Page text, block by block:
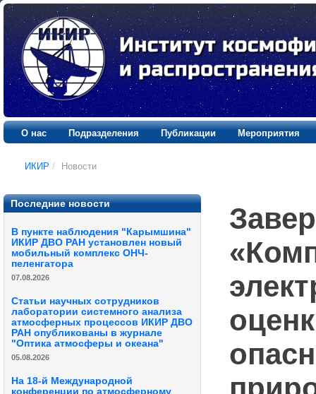
О нас Подразделения Публикации Мероприятия
ИКИР / Новости
Последние новости
В пункте наблюдения "Карымшина"
ИКИР ДВО РАН установлен новый
мобильный комплекс ОНЧ-
пеленгатора
07.08.2026
Статьи научных сотрудников
лаборатории системного анализа
атмосферных процессов ИКИР ДВО
РАН опубликованы в журнале
"Оптика атмосферы и океана"
05.08.2026
На 18-й Международной
конференции по атмосферному